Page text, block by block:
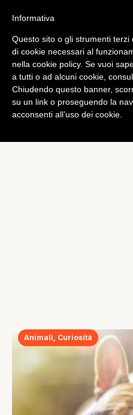
Animali, Curiosità
Informativa
Questo sito o gli strumenti
di cookie necessari al
nella cookie policy. Se vuoi
a tutti o ad alcuni cookie,
Chiudendo questo banner,
su un link o proseguendo la
acconsenti all’uso dei cookie.